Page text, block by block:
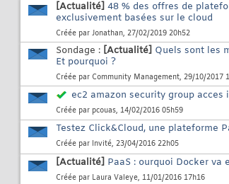
[Actualité] 48 % des offres de
exclusivement basées sur le cloud
Créée par Jonathan, 27/02/2019 20h52
Sondage : [Actualité] Quels sont les
Et pourquoi ?
Créée par Community Management, 29/10/2017
ec2 amazon security group acces
Créée par pcouas, 14/02/2016 05h59
Testez Click&Cloud, une plateforme
Créée par Invité, 23/04/2016 22h05
[Actualité] PaaS : ourquoi Docker va
Créée par Laura Valeye, 11/01/2016 17h16